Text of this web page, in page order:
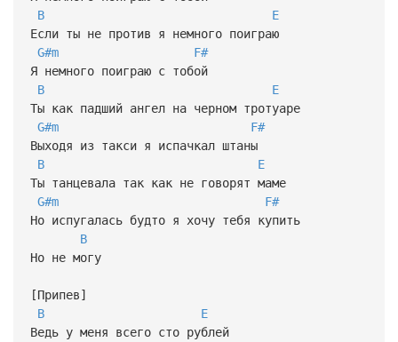
B
E
Если ты не против я немного поиграю
G#m
F#
Я немного поиграю с тобой
B
E
Ты как падший ангел на черном тротуаре
G#m
F#
Выходя из такси я испачкал штаны
B
E
Ты танцевала так как не говорят маме
G#m
F#
Но испугалась будто я хочу тебя купить
B
Но не могу
[Припев]
B
E
Ведь у меня всего сто рублей